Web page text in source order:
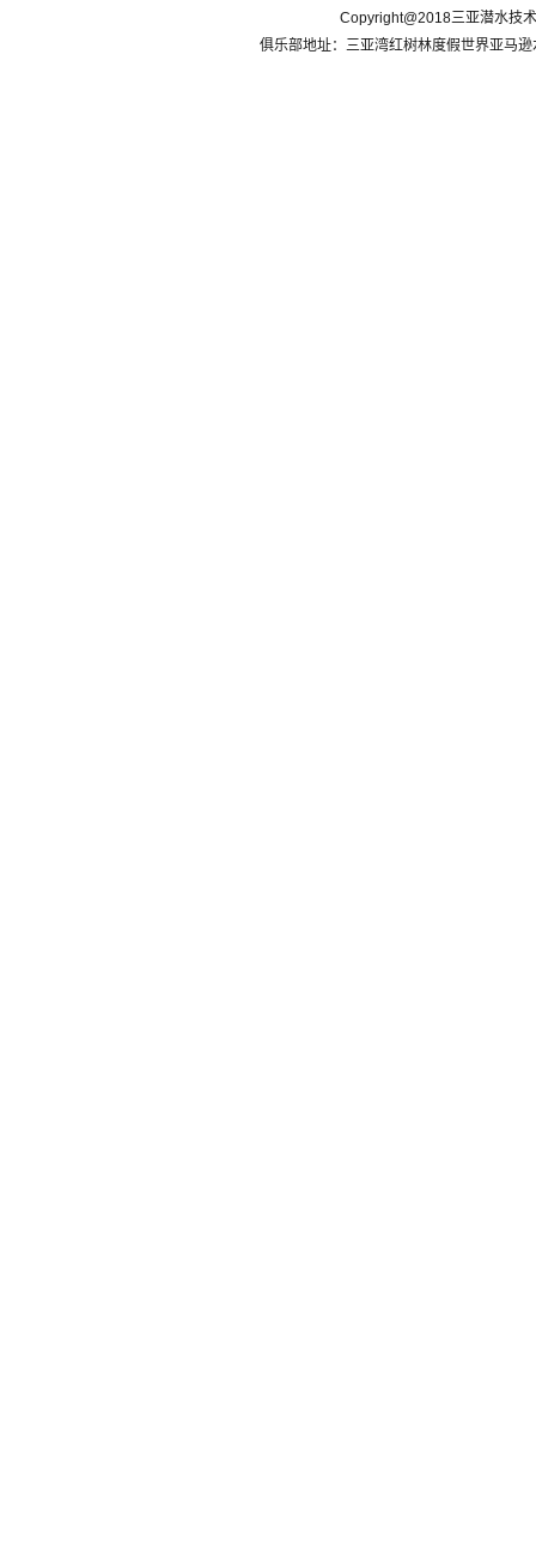
Copyright@2018三亚潜水技
俱乐部地址：三亚湾红树林度假世界亚马